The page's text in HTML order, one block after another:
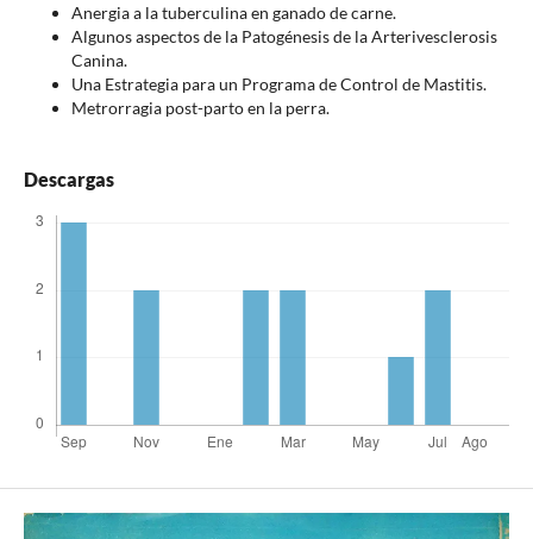
Anergia a la tuberculina en ganado de carne.
Algunos aspectos de la Patogénesis de la Arterivesclerosis
Canina.
Una Estrategia para un Programa de Control de Mastitis.
Metrorragia post-parto en la perra.
Descargas